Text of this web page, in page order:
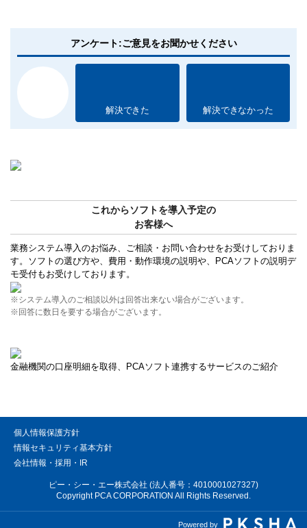
アンケート:ご意見をお聞かせください
解決できた 解決できなかった
これからソフトを導入予定の
お客様へ
業務システム導入のお悩み、ご相談・お問い合わせをお受けしておりま
す。ソフトの選び方や、費用・動作環境の説明や、PCAソフトの説明デ
モ受付もお受けしております。
※システム導入のご相談以外は回答出来ない場合がございます。
※回答に数日を要する場合がございます。
金融機関の口座明細を取得、PCAソフト連携するサービスのご紹介
個人情報保護方針
情報セキュリティ基本方針
会社情報・採用・IR
ピー・シー・エー株式会社 (法人番号：4010001027327)
Copyright PCA CORPORATION All Rights Reserved.
Powered by